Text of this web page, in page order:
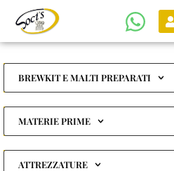
BREWKIT E MALTI PREPARATI
MATERIE PRIME
ATTREZZATURE